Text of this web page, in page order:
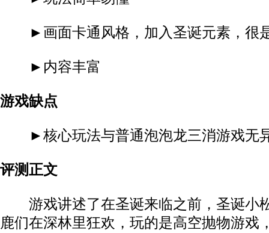
►画面卡通风格，加入圣诞元素，很
►内容丰富
游戏缺点
►核心玩法与普通泡泡龙三消游戏无
评测正文
游戏讲述了在圣诞来临之前，圣诞小
鹿们在深林里狂欢，玩的是高空抛物游戏